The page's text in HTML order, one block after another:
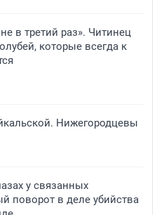
в третий раз». Читинец
которые всегда к
Нижегородцевы
у связанных
поворот в деле убийства